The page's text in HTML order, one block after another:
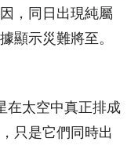
，同日出現純屬
顯示災難將至。
在太空中真正排成
只是它們同時出